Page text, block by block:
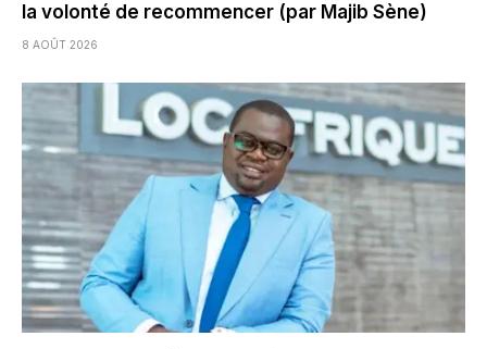
la volonté de recommencer (par Majib Sène)
8 AOÛT 2026